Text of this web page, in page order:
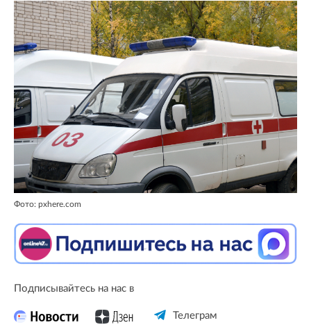
Фото: pxhere.com
Подписывайтесь на нас в
Телеграм